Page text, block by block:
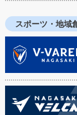
スポーツ・地域